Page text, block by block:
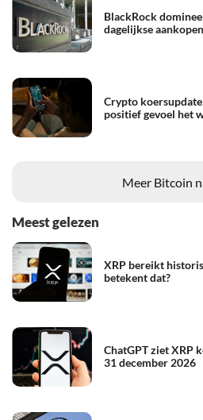
BlackRock
dagelijkse aankopen
Crypto
positief gevoel het
Meer Bitcoin
Meest gelezen
XRP bereikt
betekent dat?
ChatGPT ziet XRP
31 december 2026